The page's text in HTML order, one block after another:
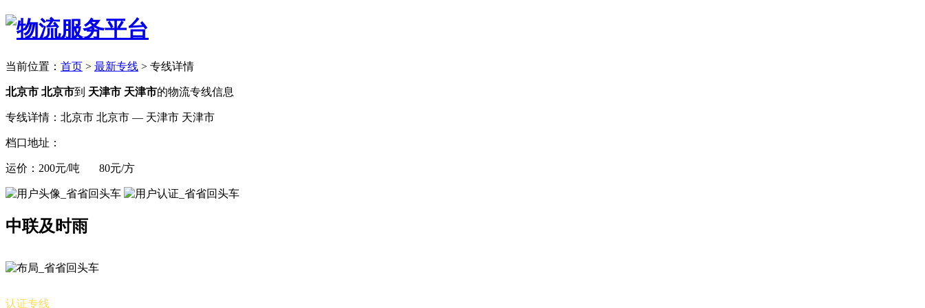
当前位置： 首页 > 最新专线 > 专线详情
北京市 北京市到 天津市 天津市的物流专线信息
专线详情：北京市 北京市 — 天津市 天津市
档口地址：
运价：200元/吨 80元/方
中联及时雨
认证专线